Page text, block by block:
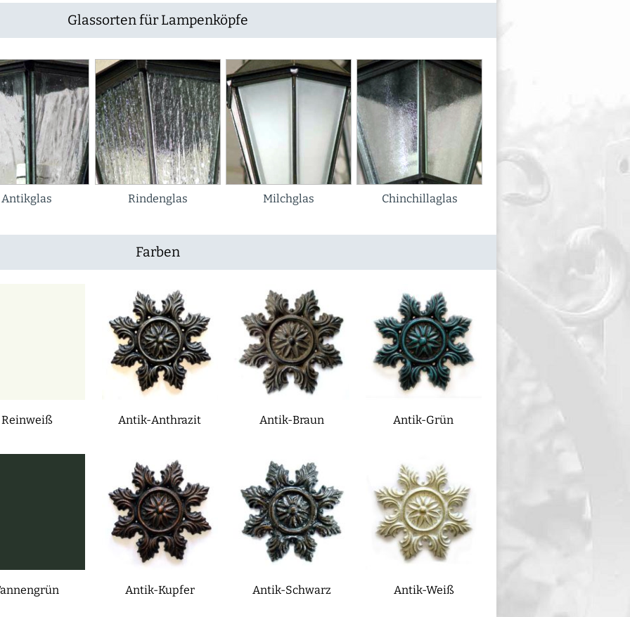
Glassorten für Lampenköpfe
Antikglas Rindenglas Milchglas Chinchillaglas
Farben
Reinweiß Antik-Anthrazit Antik-Braun Antik-Grün
Antik-Kupfer Antik-Schwarz Antik-Weiß